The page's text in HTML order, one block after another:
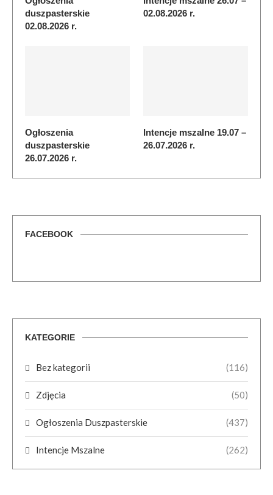
duszpasterskie
02.08.2026 r.
02.08.2026 r.
Ogłoszenia
duszpasterskie
26.07.2026 r.
Intencje mszalne 19.07 –
26.07.2026 r.
FACEBOOK
KATEGORIE
Bez kategorii (116)
Zdjęcia (50)
Ogłoszenia Duszpasterskie (437)
Intencje Mszalne (262)